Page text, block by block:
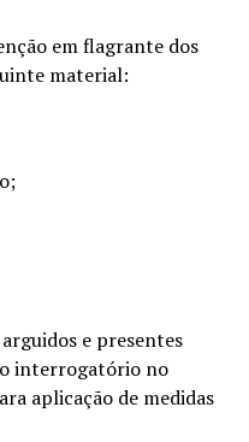
em flagrante dos
material:
e presentes
interrogatório no
aplicação de medidas